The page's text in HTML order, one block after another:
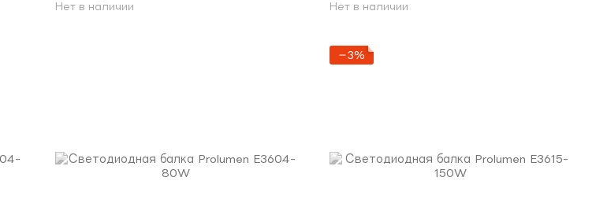
Нет в наличии Нет в наличии
−3%